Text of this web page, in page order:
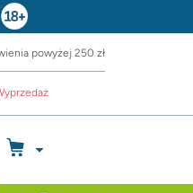
powyżej 250 zł